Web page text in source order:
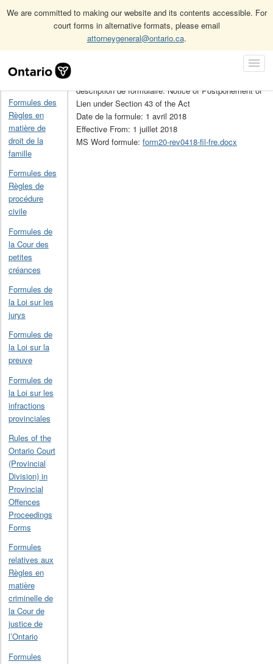
We are committed to making our website and its contents accessible. For
court forms in alternative formats, please email
attorneygeneral@ontario.ca.
Navigation
Accueil Formules de la Loi sur la construction 20
Formules des
Règles en
matière de
droit de la
famille
Formules des
Règles de
procédure
civile
Formules de
la Cour des
petites
créances
Formules de
la Loi sur les
jurys
Formules de
la Loi sur la
preuve
Formules de
la Loi sur les
infractions
provinciales
Rules of the
Ontario Court
(Provincial
Division) in
Provincial
Offences
Proceedings
Forms
Formules
relatives aux
Règles en
matière
criminelle de
la Cour de
justice de
l’Ontario
Formules
description de formulaire: Notice of Postponement of
Lien under Section 43 of the Act
Date de la formule: 1 avril 2018
Effective From: 1 juillet 2018
MS Word formule: form20-rev0418-fil-fre.docx